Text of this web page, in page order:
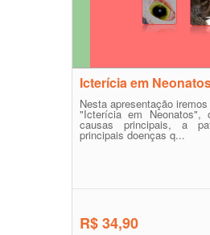
Icterícia em
Nesta apresentação
"Icterícia em Neonatos",
causas principais, a
principais doenças q...
R$ 34,90